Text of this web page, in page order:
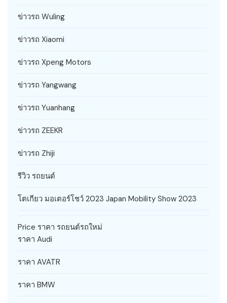
ข่าวรถ Wuling
ข่าวรถ Xiaomi
ข่าวรถ Xpeng Motors
ข่าวรถ Yangwang
ข่าวรถ Yuanhang
ข่าวรถ ZEEKR
ข่าวรถ Zhiji
รีวิว รถยนต์
โตเกียว มอเตอร์โชว์ 2023 Japan Mobility Show 2023
Price ราคา รถยนต์รถใหม่
ราคา Audi
ราคา AVATR
ราคา BMW